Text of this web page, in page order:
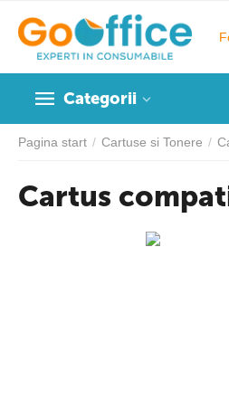
Categorii
Pagina start / Cartuse si Tonere /
Cartus